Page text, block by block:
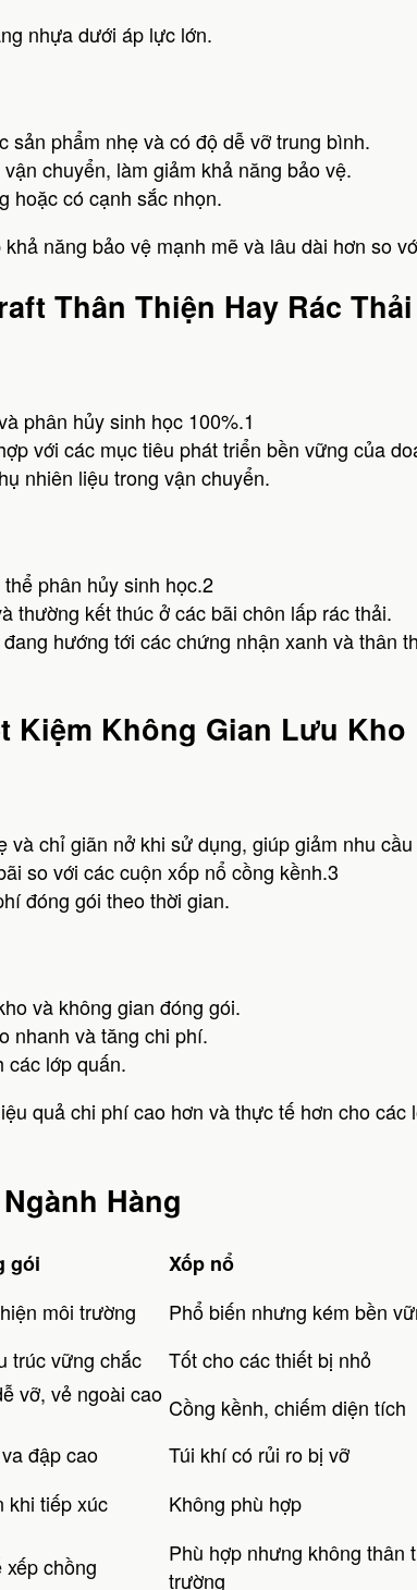
nhựa dưới áp lực lớn.
sản phẩm nhẹ và có độ dễ vỡ trung bình.
chuyển, làm giảm khả năng bảo vệ.
hoặc có cạnh sắc nhọn.
năng bảo vệ mạnh mẽ và lâu dài hơn so
Thân Thiện Hay Rác
phân hủy sinh học 100%.1
với các mục tiêu phát triển bền vững của
nhiên liệu trong vận chuyển.
phân hủy sinh học.2
thường kết thúc ở các bãi chôn lấp rác thải.
hướng tới các chứng nhận xanh và thân
Kiệm Không Gian Lưu Kho
và chỉ giãn nở khi sử dụng, giúp giảm nhu
so với các cuộn xốp nổ cồng kềnh.3
đóng gói theo thời gian.
và không gian đóng gói.
nhanh và tăng chi phí.
các lớp quấn.
quả chi phí cao hơn và thực tế hơn cho các
Hàng
gói
Xốp nổ
môi trường
Phổ biến nhưng kém bền
trúc vững chắc
Tốt cho các thiết bị nhỏ
vỡ, vẻ ngoài cao Cồng kềnh, chiếm diện tích
đập cao
Túi khí có rủi ro bị vỡ
khi tiếp xúc
Không phù hợp
chồng
Phù hợp nhưng không thân
trường